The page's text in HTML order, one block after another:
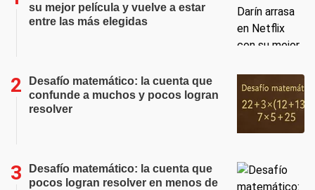
su mejor película y vuelve a estar
entre las más elegidas
Desafío matemático: la cuenta que
confunde a muchos y pocos logran
resolver
Desafío matemático: la cuenta que
pocos logran resolver en menos de